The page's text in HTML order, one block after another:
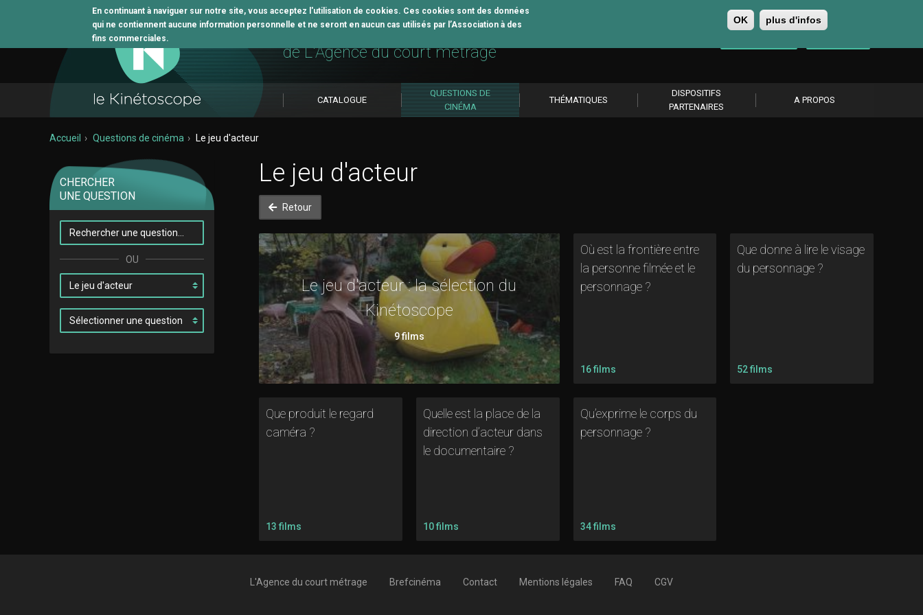
En continuant à naviguer sur notre site, vous acceptez l'utilisation de cookies. Ces cookies sont des données
qui ne contiennent aucune information personnelle et ne seront en aucun cas utilisés par l’Association à des
fins commerciales.
OK plus d'infos
L'outil pédagogique
de L'Agence du court métrage
CATALOGUE
QUESTIONS DE
CINÉMA
THÉMATIQUES
DISPOSITIFS
PARTENAIRES
A PROPOS
Accueil Questions de cinéma Le jeu d'acteur
CHERCHER
UNE QUESTION
Le jeu d'acteur
Retour
Le jeu d'acteur : la sélection du
Kinétoscope
9 films
Où est la frontière entre
la personne filmée et le
personnage ?
16 films
Que donne à lire le visage
du personnage ?
52 films
Que produit le regard
caméra ?
13 films
Quelle est la place de la
direction d’acteur dans
le documentaire ?
10 films
Qu’exprime le corps du
personnage ?
34 films
L'Agence du court métrage Brefcinéma Contact Mentions légales FAQ CGV